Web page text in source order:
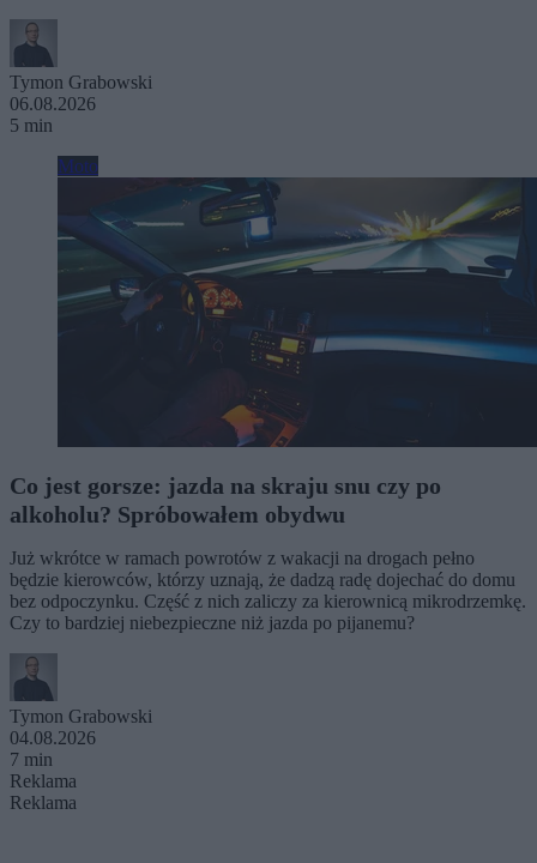
Tymon Grabowski
06.08.2026
5 min
Moto
Co jest gorsze: jazda na skraju snu czy po
alkoholu? Spróbowałem obydwu
Już wkrótce w ramach powrotów z wakacji na drogach pełno
będzie kierowców, którzy uznają, że dadzą radę dojechać do domu
bez odpoczynku. Część z nich zaliczy za kierownicą mikrodrzemkę.
Czy to bardziej niebezpieczne niż jazda po pijanemu?
Tymon Grabowski
04.08.2026
7 min
Reklama
Reklama